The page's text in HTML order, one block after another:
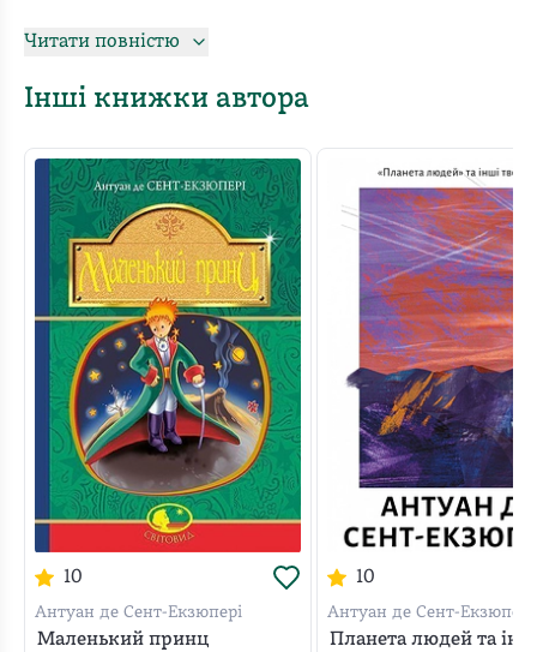
не побачиш". А ця книжка про Головне.
Читати повністю
Інші книжки автора
10
Антуан де Сент-Екзюпері
Маленький принц
10
Антуан де Сент-Екзюпері
Планета людей та